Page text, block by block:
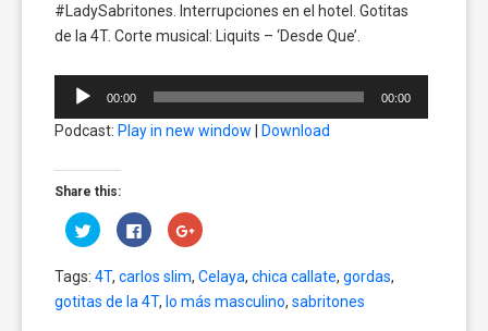
#LadySabritones. Interrupciones en el hotel. Gotitas
de la 4T. Corte musical: Liquits – ‘Desde Que’.
Reproductor
audio
00:00 00:00
Podcast: Play in new window | Download
Share this:
Click
to
share
Twitter
(Opens
in
Click
to
share
Facebook
(Opens
in
Click
to
Google+
(Opens
in
Tags: 4T, carlos slim, Celaya, chica callate, gordas,
gotitas de la 4T, lo más masculino, sabritones